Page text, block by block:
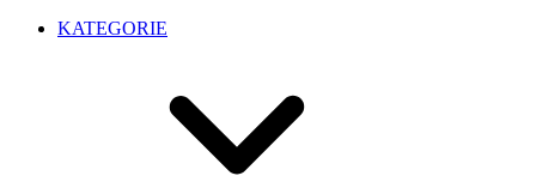
KATEGORIE